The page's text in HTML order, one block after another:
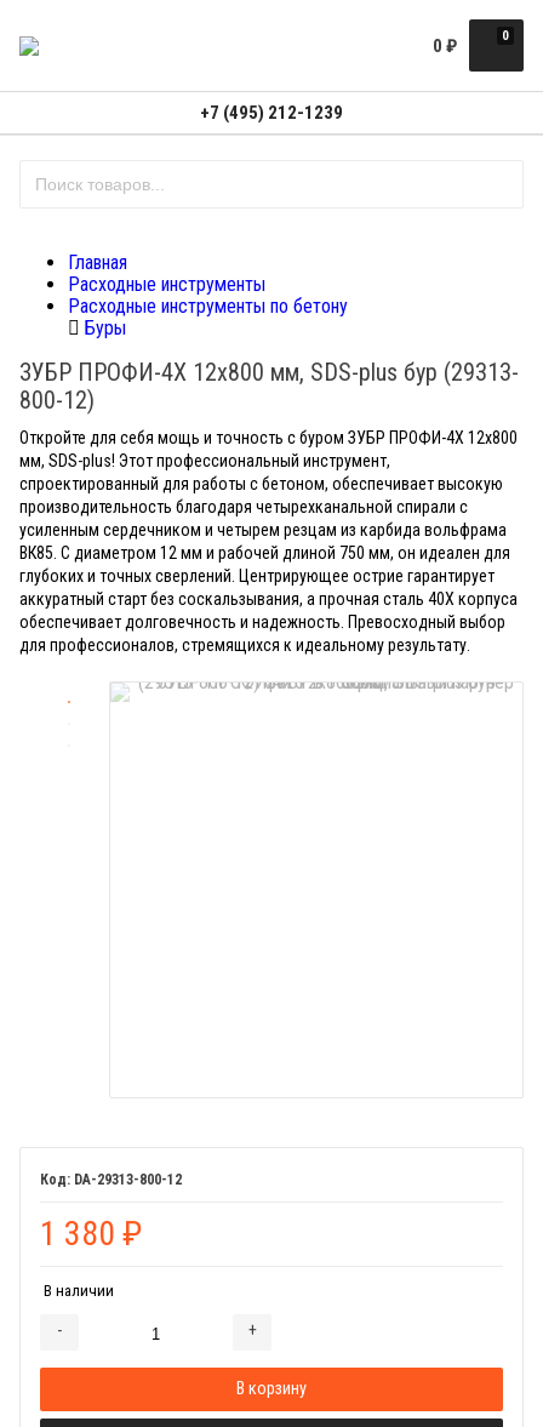
0
0 ₽
+7 (495) 212-1239
Главная
Расходные инструменты
Расходные инструменты по бетону
Буры
ЗУБР ПРОФИ-4Х 12x800 мм, SDS-plus бур (29313-
800-12)
Откройте для себя мощь и точность с буром ЗУБР ПРОФИ-4Х 12x800
мм, SDS-plus! Этот профессиональный инструмент,
спроектированный для работы с бетоном, обеспечивает высокую
производительность благодаря четырехканальной спирали с
усиленным сердечником и четырем резцам из карбида вольфрама
ВК85. С диаметром 12 мм и рабочей длиной 750 мм, он идеален для
глубоких и точных сверлений. Центрирующее острие гарантирует
аккуратный старт без соскальзывания, а прочная сталь 40Х корпуса
обеспечивает долговечность и надежность. Превосходный выбор
для профессионалов, стремящихся к идеальному результату.
DA-29313-800-12
1 380 ₽
В наличии
- +
В корзину